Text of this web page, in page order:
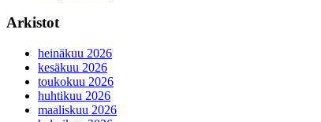
Arkistot
heinäkuu 2026
kesäkuu 2026
toukokuu 2026
huhtikuu 2026
maaliskuu 2026